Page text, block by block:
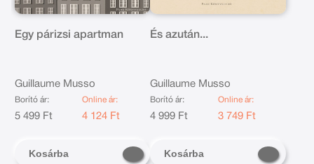
Egy párizsi apartman
Guillaume Musso
Borító ár:
5 499 Ft
Online ár:
4 124 Ft
Kosárba
És azután...
Guillaume Musso
Borító ár:
4 999 Ft
Online ár:
3 749 Ft
Kosárba